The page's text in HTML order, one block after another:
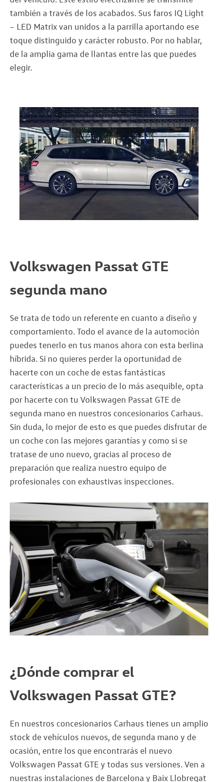
también a través de los acabados. Sus faros IQ Light
– LED Matrix van unidos a la parrilla aportando ese
toque distinguido y carácter robusto. Por no hablar,
de la amplia gama de llantas entre las que puedes
elegir.
Volkswagen Passat GTE
segunda mano
Se trata de todo un referente en cuanto a diseño y
comportamiento. Todo el avance de la automoción
puedes tenerlo en tus manos ahora con esta berlina
híbrida. Si no quieres perder la oportunidad de
hacerte con un coche de estas fantásticas
características a un precio de lo más asequible, opta
por hacerte con tu Volkswagen Passat GTE de
segunda mano en nuestros concesionarios Carhaus.
Sin duda, lo mejor de esto es que puedes disfrutar de
un coche con las mejores garantías y como si se
tratase de uno nuevo, gracias al proceso de
preparación que realiza nuestro equipo de
profesionales con exhaustivas inspecciones.
¿Dónde comprar el
Volkswagen Passat GTE?
En nuestros concesionarios Carhaus tienes un amplio
stock de vehículos nuevos, de segunda mano y de
ocasión, entre los que encontrarás el nuevo
Volkswagen Passat GTE y todas sus versiones. Ven a
nuestras instalaciones de Barcelona y Baix Llobregat